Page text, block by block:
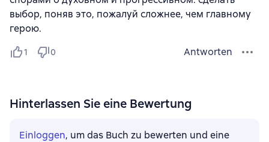
выбор, поняв это, пожалуй сложнее, чем главному
герою.
1 0 Antworten
Hinterlassen Sie eine Bewertung
Einloggen, um das Buch zu bewerten und eine